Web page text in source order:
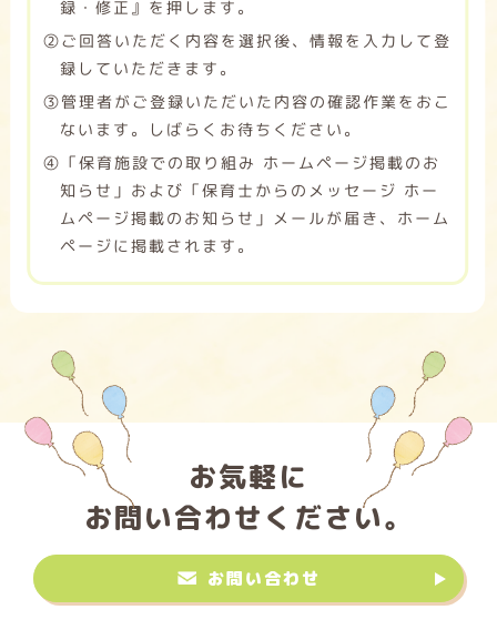
録・修正』を押します。
➁ご回答いただく内容を選択後、情報を入力して登
録していただきます。
➂管理者がご登録いただいた内容の確認作業をおこ
ないます。しばらくお待ちください。
➃「保育施設での取り組み ホームページ掲載のお
知らせ」および「保育士からのメッセージ ホー
ムページ掲載のお知らせ」メールが届き、ホーム
ページに掲載されます。
お気軽に
お問い合わせください。
お問い合わせ